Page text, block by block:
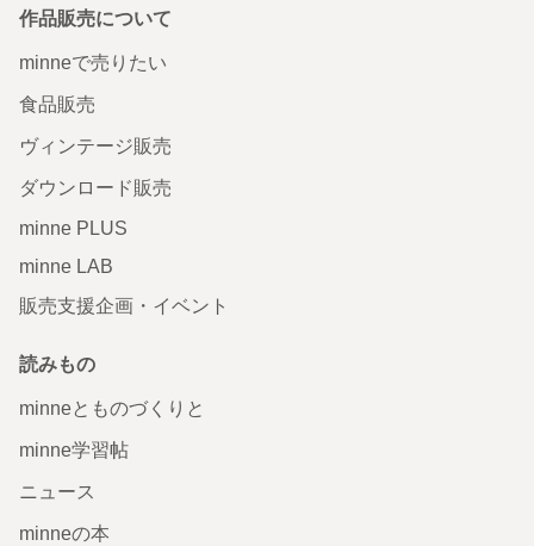
作品販売について
minneで売りたい
食品販売
ヴィンテージ販売
ダウンロード販売
minne PLUS
minne LAB
販売支援企画・イベント
読みもの
minneとものづくりと
minne学習帖
ニュース
minneの本